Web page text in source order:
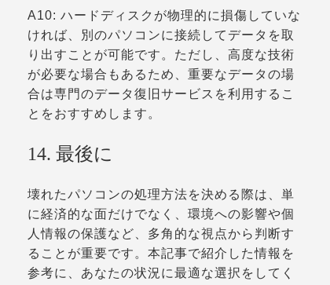
A10: ハードディスクが物理的に損傷していな
ければ、別のパソコンに接続してデータを取
り出すことが可能です。ただし、高度な技術
が必要な場合もあるため、重要なデータの場
合は専門のデータ復旧サービスを利用するこ
とをおすすめします。
14. 最後に
壊れたパソコンの処理方法を決める際は、単
に経済的な面だけでなく、環境への影響や個
人情報の保護など、多角的な視点から判断す
ることが重要です。本記事で紹介した情報を
参考に、あなたの状況に最適な選択をしてく